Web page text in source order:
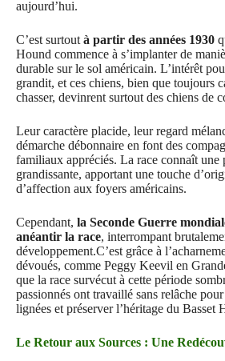
aujourd’hui.
C’est surtoutà partir des années 1930
Hound commence à s’implanter de
durable sur le sol américain. L’intérêt
grandit, et ces chiens, bien que toujours
chasser, devinrent surtout des chiens de
Leur caractère placide, leur regard
démarche débonnaire en font des
familiaux appréciés. La race connaît une
grandissante, apportant une touche
d’affection aux foyers américains.
Cependant, la Seconde Guerre
anéantir la race, interrompant
développement.C’est grâce à
dévoués, comme Peggy Keevil en
que la race survécut à cette période
passionnés ont travaillé sans relâche
lignées et préserver l’héritage du Basset
Le Retour aux Sources : Une